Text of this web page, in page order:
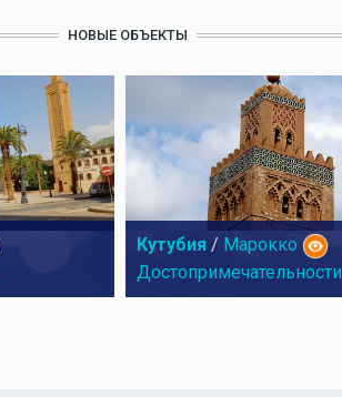
НОВЫЕ ОБЪЕКТЫ
Кутубия / Марокко
Достопримечательности